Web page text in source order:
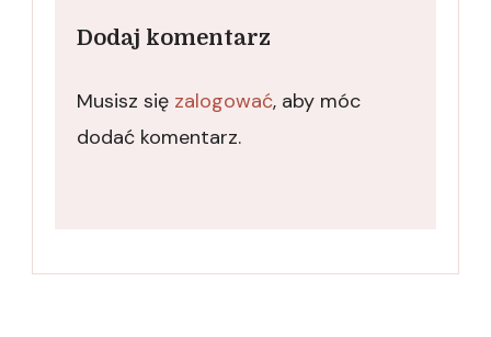
Dodaj komentarz
Musisz się zalogować, aby móc
dodać komentarz.